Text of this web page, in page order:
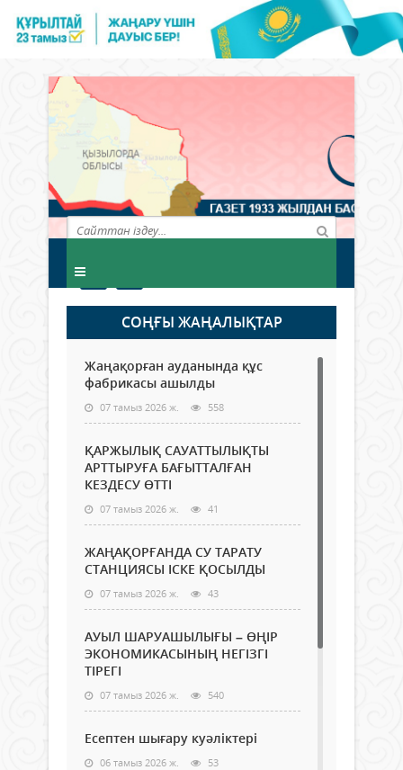
СОҢҒЫ ЖАҢАЛЫҚТАР
Жаңақорған ауданында құс
фабрикасы ашылды
07 тамыз 2026 ж. 558
ҚАРЖЫЛЫҚ САУАТТЫЛЫҚТЫ
АРТТЫРУҒА БАҒЫТТАЛҒАН
КЕЗДЕСУ ӨТТІ
07 тамыз 2026 ж. 41
ЖАҢАҚОРҒАНДА СУ ТАРАТУ
СТАНЦИЯСЫ ІСКЕ ҚОСЫЛДЫ
07 тамыз 2026 ж. 43
АУЫЛ ШАРУАШЫЛЫҒЫ – ӨҢІР
ЭКОНОМИКАСЫНЫҢ НЕГІЗГІ
ТІРЕГІ
07 тамыз 2026 ж. 540
Есептен шығару куәліктері
06 тамыз 2026 ж. 53